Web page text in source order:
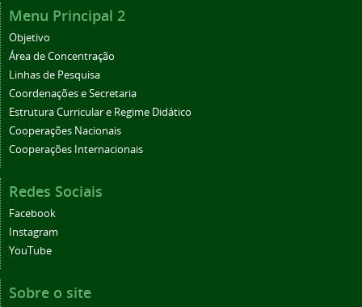
Menu Principal 2
Objetivo
Área de Concentração
Linhas de Pesquisa
Coordenações e Secretaria
Estrutura Curricular e Regime Didático
Cooperações Nacionais
Cooperações Internacionais
Redes Sociais
Facebook
Instagram
YouTube
Sobre o site